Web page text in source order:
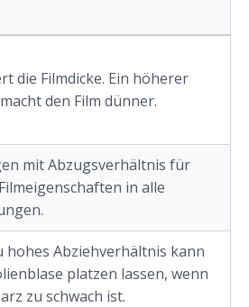
die Filmdicke. Ein höherer
den Film dünner.
mit Abzugsverhältnis für
in alle
hohes Abziehverhältnis kann
platzen lassen, wenn
zu schwach ist.